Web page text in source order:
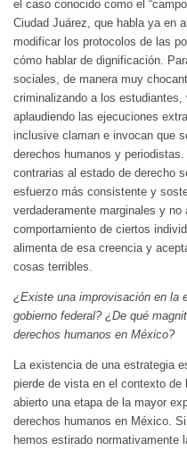
el caso conocido como el
Ciudad Juárez, que habla ya en
modificar los protocolos de las
cómo hablar de dignificación.
sociales, de manera muy
criminalizando a los
aplaudiendo las ejecuciones
inclusive claman e invocan que
derechos humanos y
contrarias al estado de derecho
esfuerzo más consistente y
verdaderamente marginales y
comportamiento de ciertos
alimenta de esa creencia y
cosas terribles.
¿Existe una improvisación en la
gobierno federal? ¿De qué
derechos humanos en México?
La existencia de una estrategia
pierde de vista en el contexto
abierto una etapa de la mayor
derechos humanos en México.
hemos estirado normativamente